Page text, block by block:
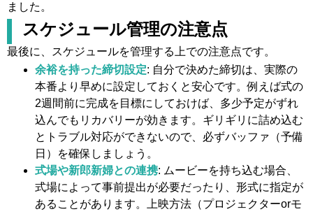
ました。
スケジュール管理の注意点
最後に、スケジュールを管理する上での注意点です。
余裕を持った締切設定: 自分で決めた締切は、実際の
本番より早めに設定しておくと安心です。例えば式の
2週間前に完成を目標にしておけば、多少予定がずれ
込んでもリカバリーが効きます。ギリギリに詰め込む
とトラブル対応ができないので、必ずバッファ（予備
日）を確保しましょう。
式場や新郎新婦との連携: ムービーを持ち込む場合、
式場によって事前提出が必要だったり、形式に指定が
あることがあります。上映方法（プロジェクターorモ